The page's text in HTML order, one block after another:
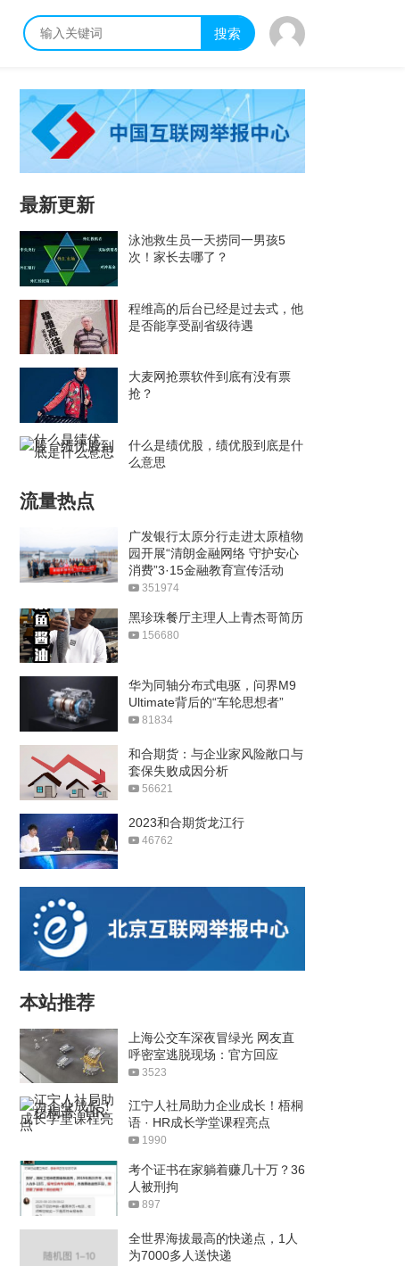
搜索
最新更新
泳池救生员一天捞同一男孩5
次！家长去哪了？
程维高的后台已经是过去式，他
是否能享受副省级待遇
大麦网抢票软件到底有没有票
抢？
什么是绩优股，绩优股到底是什
么意思
流量热点
广发银行太原分行走进太原植物
园开展“清朗金融网络 守护安心
消费”3·15金融教育宣传活动
351974
黑珍珠餐厅主理人上青杰哥简历
156680
华为同轴分布式电驱，问界M9
Ultimate背后的“车轮思想者”
81834
和合期货：与企业家风险敞口与
套保失败成因分析
56621
2023和合期货龙江行
46762
本站推荐
上海公交车深夜冒绿光 网友直
呼密室逃脱现场：官方回应
3523
江宁人社局助力企业成长！梧桐
语 · HR成长学堂课程亮点
1990
考个证书在家躺着赚几十万？36
人被刑拘
897
全世界海拔最高的快递点，1人
为7000多人送快递